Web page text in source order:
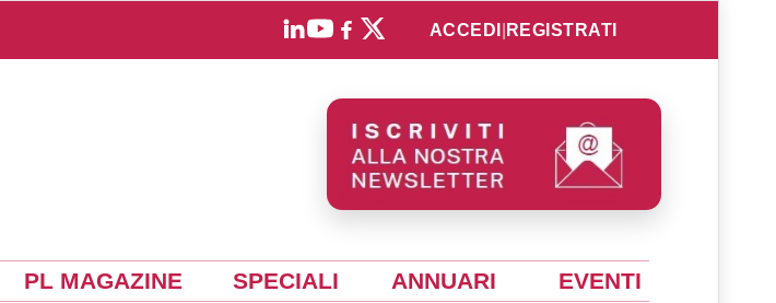
ACCEDI REGISTRATI
PL MAGAZINE SPECIALI ANNUARI EVENTI